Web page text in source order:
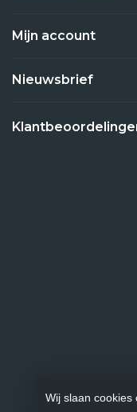
Mijn account
Nieuwsbrief
Wij slaan cookies